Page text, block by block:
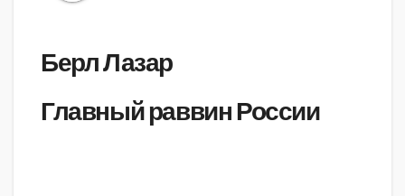
Берл Лазар
Главный раввин России